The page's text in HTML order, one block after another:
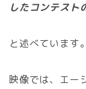
したコンテスト
と述べています。
映像では、エー